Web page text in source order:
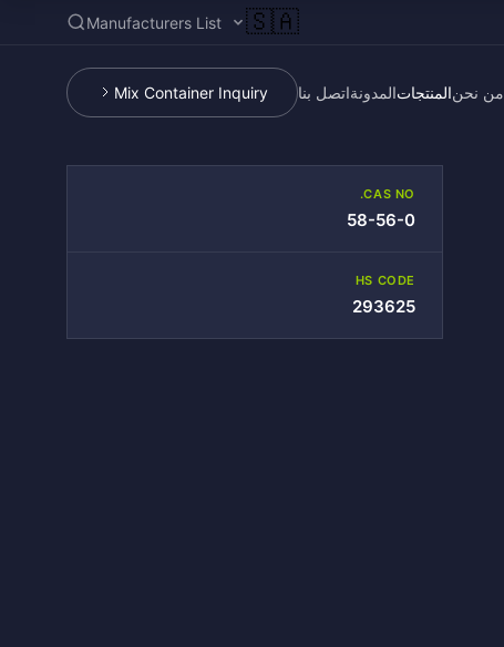
🇸🇦
Manufacturers List
من نحنالمنتجاتالمدونةاتصل بنا Mix Container Inquiry
CAS NO.
58-56-0
HS CODE
293625